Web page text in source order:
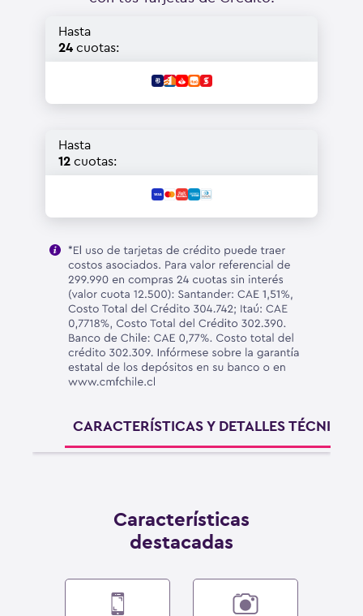
Hasta
24 cuotas:
Hasta
12 cuotas:
CARACTERÍSTICAS Y DETALLES TÉCNICOS
Características
destacadas